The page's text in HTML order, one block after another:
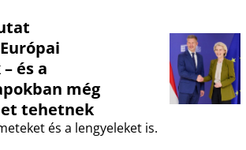
és a
még
tehetnek
és a lengyeleket is.